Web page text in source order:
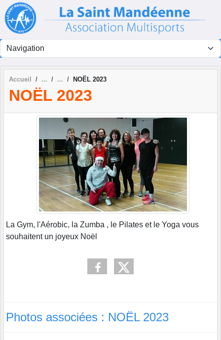
Accueil NOËL 2023
NOËL 2023
La Gym, l'Aérobic, la Zumba , le Pilates et le Yoga vous
souhaitent un joyeux Noël
Photos associées : NOËL 2023
Panneau de gestion des cookies